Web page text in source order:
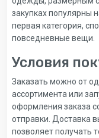
закупках популярны
первая категория,
повседневные вещи.
Условия
Заказать можно от
ассортимента или
оформления заказа
отправки. Доставка
позволяет получать